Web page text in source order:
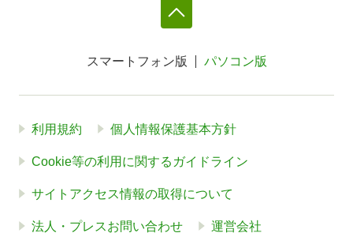
スマートフォン版 パソコン版
利用規約 個人情報保護基本方針
Cookie等の利用に関するガイドライン
サイトアクセス情報の取得について
法人・プレスお問い合わせ 運営会社